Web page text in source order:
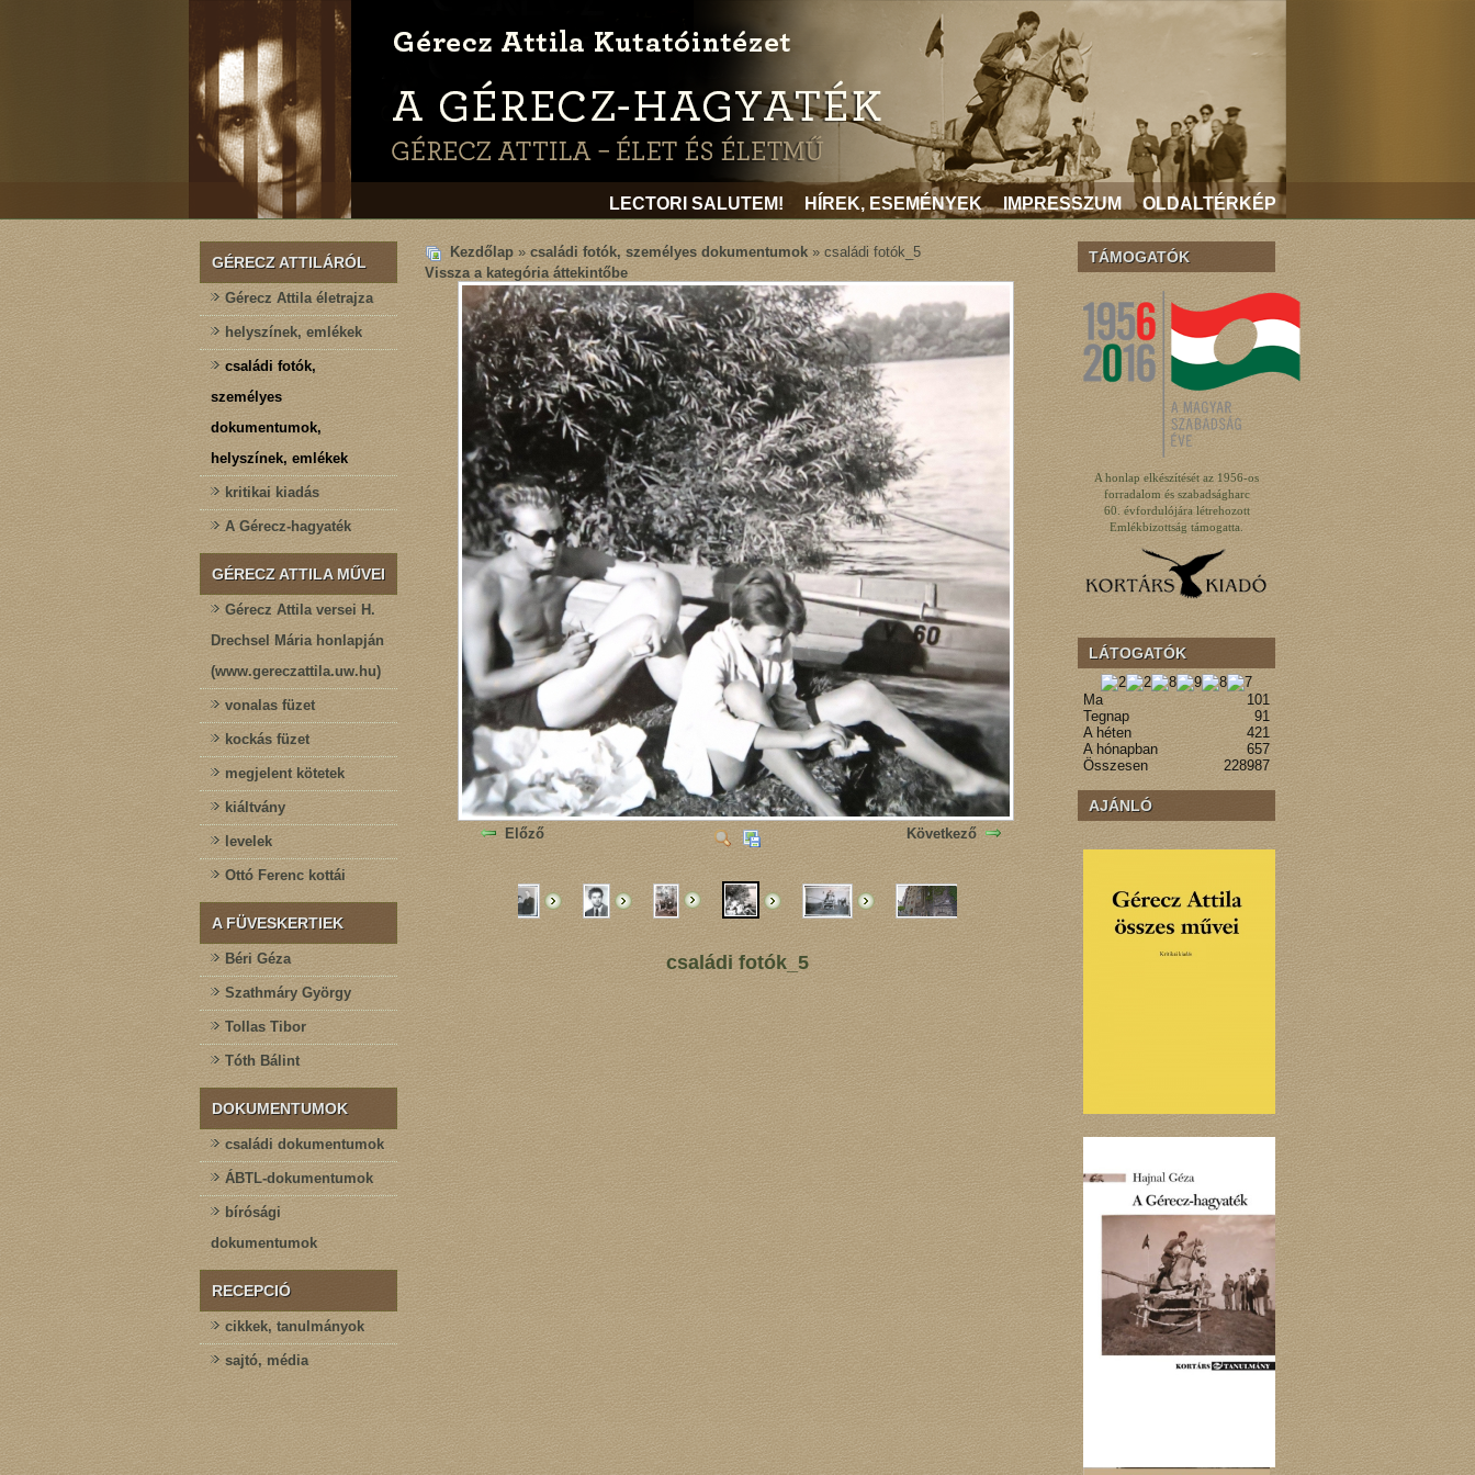
LECTORI SALUTEM! HÍREK, ESEMÉNYEK IMPRESSZUM OLDALTÉRKÉP
GÉRECZ ATTILÁRÓL
Gérecz Attila életrajza
helyszínek, emlékek
családi fotók,
személyes
dokumentumok,
helyszínek, emlékek
kritikai kiadás
A Gérecz-hagyaték
GÉRECZ ATTILA MŰVEI
Gérecz Attila versei H.
Drechsel Mária honlapján
(www.gereczattila.uw.hu)
vonalas füzet
kockás füzet
megjelent kötetek
kiáltvány
levelek
Ottó Ferenc kottái
A FÜVESKERTIEK
Béri Géza
Szathmáry György
Tollas Tibor
Tóth Bálint
DOKUMENTUMOK
családi dokumentumok
ÁBTL-dokumentumok
bírósági
dokumentumok
RECEPCIÓ
cikkek, tanulmányok
sajtó, média
Kezdőlap »családi fotók, személyes dokumentumok » családi fotók_5
Vissza a kategória áttekintőbe
Előző Következő
családi fotók_5
TÁMOGATÓK
A honlap elkészítését az 1956-os
forradalom és szabadságharc
60. évfordulójára létrehozott
Emlékbizottság támogatta.
LÁTOGATÓK
Ma
101
Tegnap
91
A héten
421
A hónapban
657
Összesen
228987
AJÁNLÓ